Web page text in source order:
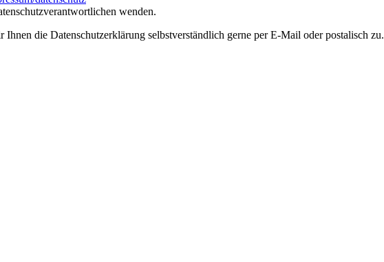
wenden.
die Datenschutzerklärung selbstverständlich gerne per E-Mail oder postalisch zu.